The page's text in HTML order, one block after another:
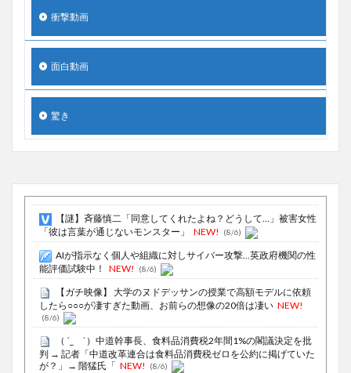
衝撃動画
面白動画
驚き
【謎】斉藤慎二「同意してくれたよね？どうして…」被害女性
「彼は言葉が通じないモンスター」
NEW! (8/6)
AIが指示なく個人や組織に対しサイバー攻撃…英政府機関の性
能評価試験中！
NEW! (8/6)
【ガチ映像】 大学のヌドデッサンの授業で高額モデルに依頼
したら○○○が凄すぎた動画、お前らの想像の20倍は凄い NEW!
(8/6)
（ ´_ゝ`）中道幹事長、食料品消費税2年間1%の閣議決定を批
判 → 記者「中道改革連合は食料品消費税ゼロを公約に掲げていた
が？」→ 階猛氏「 NEW! (8/6)